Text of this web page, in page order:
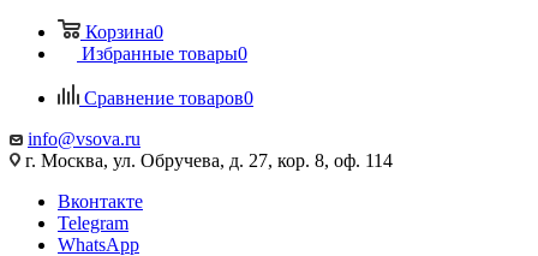
Корзина0
Избранные товары0
Сравнение товаров0
info@vsova.ru
г. Москва, ул. Обручева, д. 27, кор. 8, оф. 114
Вконтакте
Telegram
WhatsApp